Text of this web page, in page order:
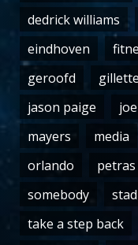
dedrick williams
eindhoven
geroofd
gillette
jason paige
joe
mayers
media
orlando
petras
somebody
take a step back